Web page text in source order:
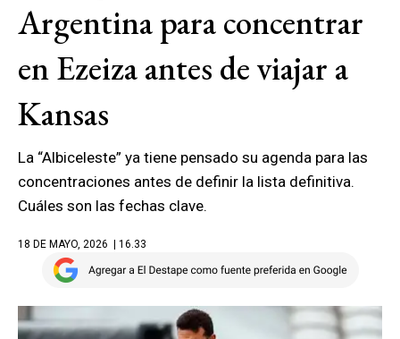
Argentina para concentrar
en Ezeiza antes de viajar a
Kansas
La “Albiceleste” ya tiene pensado su agenda para las
concentraciones antes de definir la lista definitiva.
Cuáles son las fechas clave.
18 DE MAYO, 2026 | 16.33